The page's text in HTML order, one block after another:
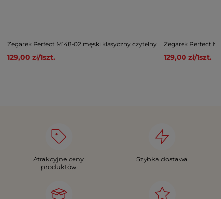
Zegarek Perfect M148-02 męski klasyczny czytelny
129,00 zł/1szt.
Zegarek Perfect
129,00 zł/1szt.
Atrakcyjne ceny
produktów
Szybka dostawa